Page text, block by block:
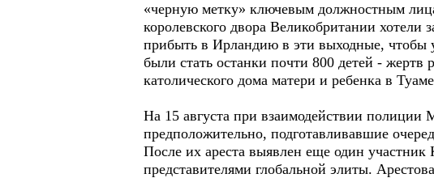
«черную метку» ключевым должностным
королевского двора Великобритании
прибыть в Ирландию в эти выходные, чтобы
были стать останки почти 800 детей - жертв
католического дома матери и ребенка в
На 15 августа при взаимодействии полиции
предположительно, подготавливавшие
После их ареста выявлен еще один участник
представителями глобальной элиты.